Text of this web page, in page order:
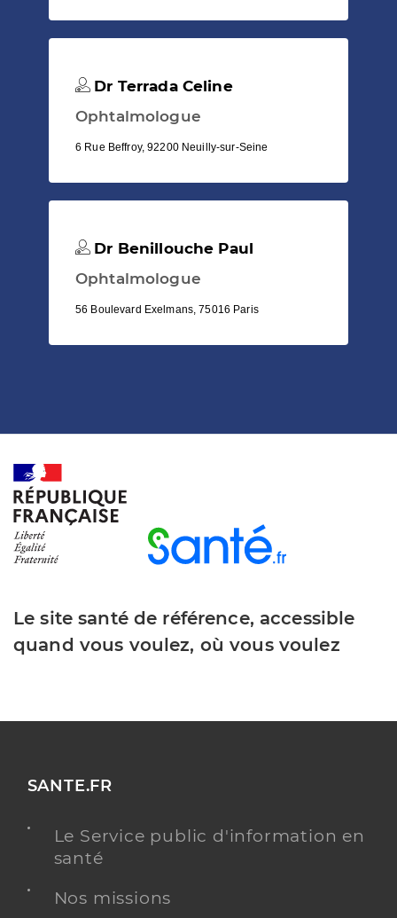
Dr Terrada Celine
Ophtalmologue
6 Rue Beffroy, 92200 Neuilly-sur-Seine
Dr Benillouche Paul
Ophtalmologue
56 Boulevard Exelmans, 75016 Paris
Le site santé de référence, accessible
quand vous voulez, où vous voulez
SANTE.FR
Le Service public d'information en
santé
Nos missions